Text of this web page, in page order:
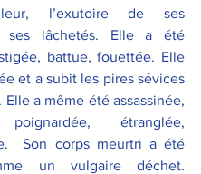
l’exutoire de ses
ses lâchetés. Elle a été
battue, fouettée. Elle
et a subit les pires sévices
Elle a même été assassinée,
étranglée,
Son corps meurtri a été
un vulgaire déchet.